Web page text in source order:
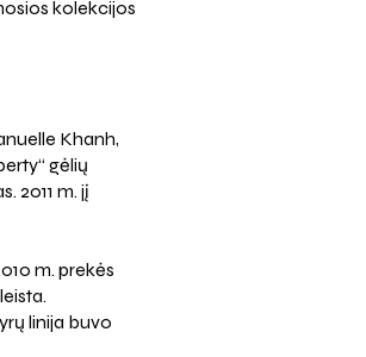
kolekcijos
Khanh,
gėlių
2011 m. jį
m. prekės
linija buvo